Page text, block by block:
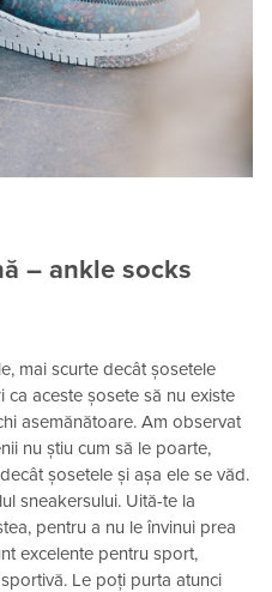
– ankle socks
mai scurte decât șosetele
ca aceste șosete să nu existe
asemănătoare. Am observat
nu știu cum să le poarte,
șosetele și așa ele se văd.
sneakersului. Uită-te la
pentru a nu le învinui prea
excelente pentru sport,
Le poți purta atunci